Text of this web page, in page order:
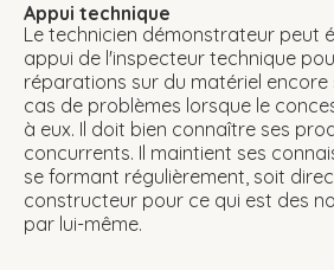
Appui technique
Le technicien démonstrateur peut
appui de l'inspecteur technique
réparations sur du matériel encore
cas de problèmes lorsque le
à eux. Il doit bien connaître ses
concurrents. Il maintient ses
se formant régulièrement, soit
constructeur pour ce qui est des
par lui-même.